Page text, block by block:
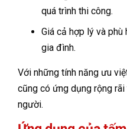
quá trình thi công.
Giá cả hợp lý và
gia đình.
Với những tính năng ưu
cũng có ứng dụng rộng
người.